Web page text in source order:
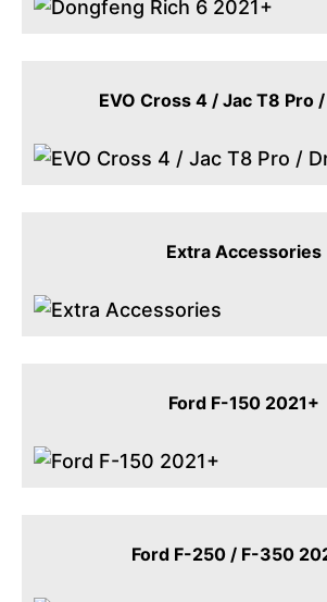
EVO Cross 4 / Jac T8 Pro
Extra Accessories
Ford F-150 2021+
Ford F-250 / F-350